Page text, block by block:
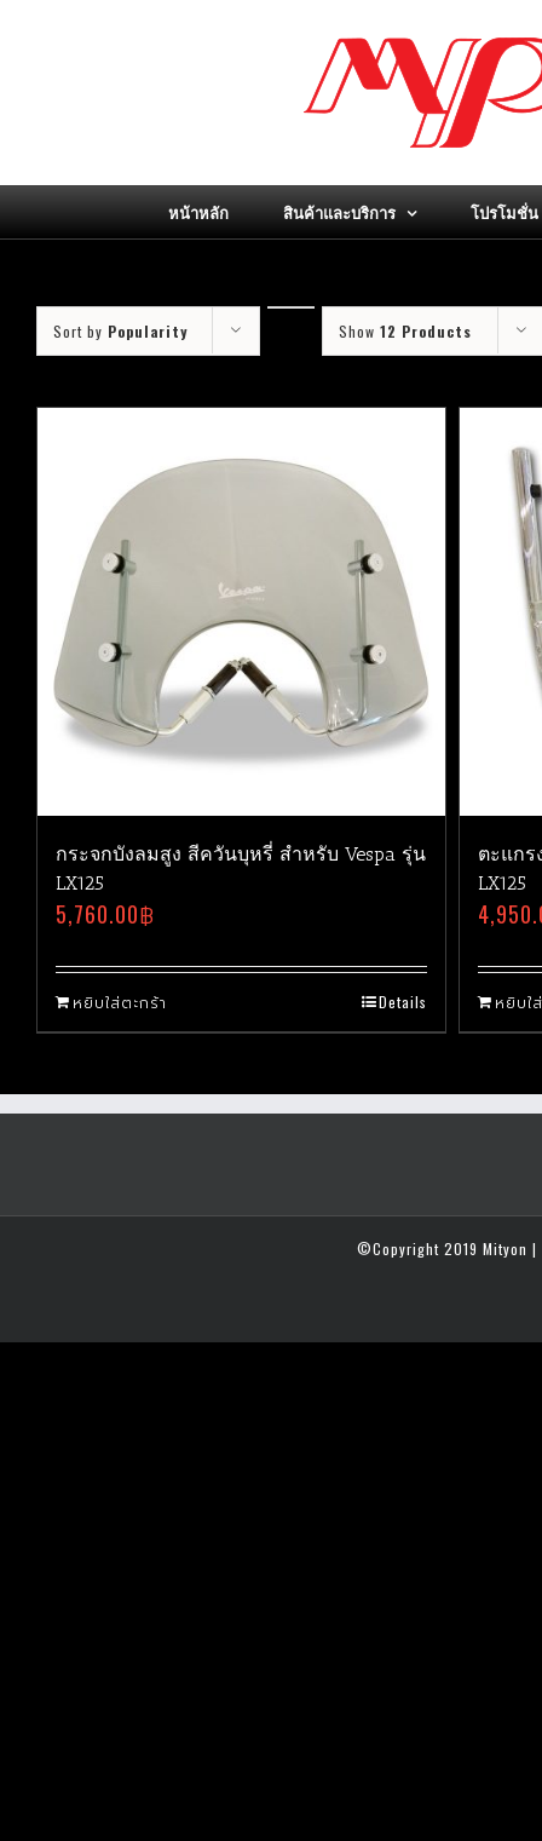
หน้าหลัก สินค้าและบริการ โปรโมชั่น
Sort by Popularity Show 12 Products
กระจกบังลมสูง สีควันบุหรี่ สำหรับ Vespa รุ่น
LX125
5,760.00฿
หยิบใส่ตะกร้า Details
ตะแกร
LX125
หยิบใ
©Copyright 2019 Mityon